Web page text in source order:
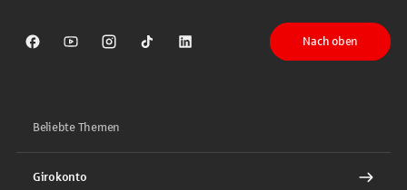
Sparkasse auf Facebook
Sparkasse auf Youtube
Sparkasse auf Instagram
Sparkasse auf TikTok
Sparkasse auf LinkedIn
Nach oben
Beliebte Themen
Girokonto